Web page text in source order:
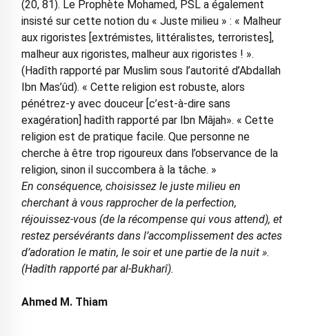
(20, 81). Le Prophète Mohamed, PSL a également
insisté sur cette notion du « Juste milieu » : « Malheur
aux rigoristes [extrémistes, littéralistes, terroristes],
malheur aux rigoristes, malheur aux rigoristes ! ».
(Hadîth rapporté par Muslim sous l’autorité d’Abdallah
Ibn Mas’ûd). « Cette religion est robuste, alors
pénétrez-y avec douceur [c’est-à-dire sans
exagération] hadîth rapporté par Ibn Mâjah». « Cette
religion est de pratique facile. Que personne ne
cherche à être trop rigoureux dans l’observance de la
religion, sinon il succombera à la tâche. »
En conséquence, choisissez le juste milieu en
cherchant à vous rapprocher de la perfection,
réjouissez-vous (de la récompense qui vous attend), et
restez persévérants dans l’accomplissement des actes
d’adoration le matin, le soir et une partie de la nuit ».
(Hadîth rapporté par al-Bukharî).
Ahmed M. Thiam